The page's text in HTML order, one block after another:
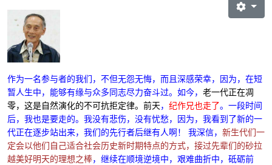
作为一名参与者的我们，不但无怨无悔，而且深感荣幸，因为，在短
暂人生中，能够有缘与众多同志尽力奋斗过。如今， 老一代正在凋
零，这是自然演化的不可抗拒定律。前天， 纪作兄也走了。一段时间
后，我也是要走的。我没有悲伤，没有忧愁，因为， 我看到了新的一
代正在逐步站出来，我们的先行者后继有人啊！ 我深信， 新生代们一
定会以他们自己适合社会历史新时期特点的方式，接过先辈们的砂拉
越美好明天的理想之棒，继续在顺境逆境中，艰难曲折中，砥砺前